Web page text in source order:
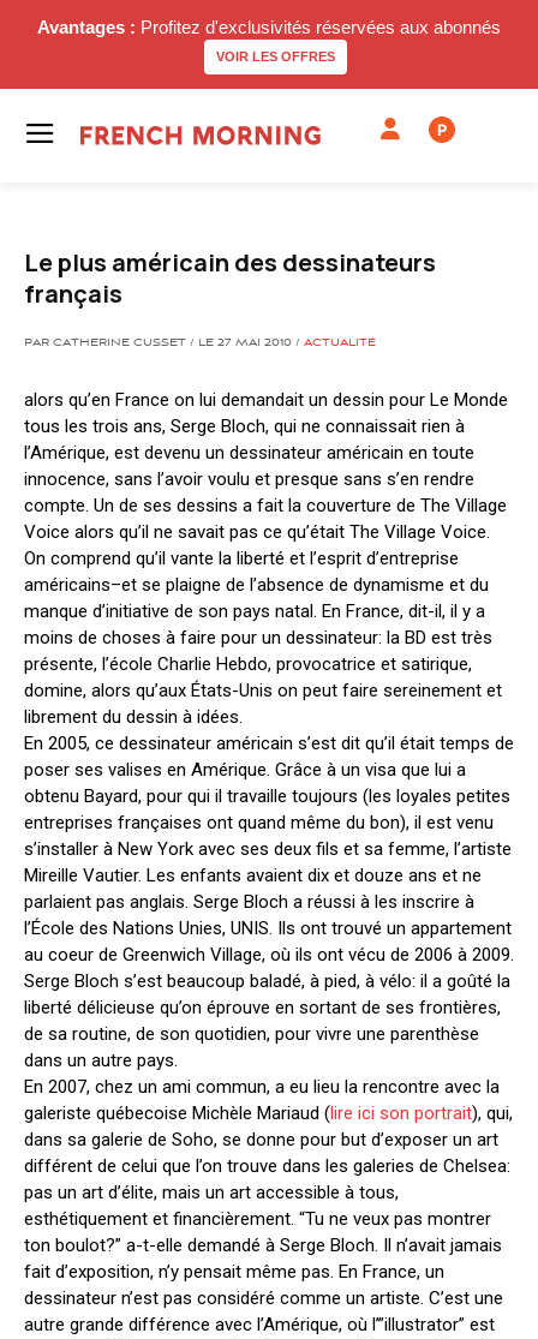
Avantages : Profitez d'exclusivités réservées aux abonnés
VOIR LES OFFRES
P
Le plus américain des dessinateurs
français
PAR CATHERINE CUSSET / LE 27 MAI 2010 / ACTUALITÉ
alors qu’en France on lui demandait un dessin pour Le Monde
tous les trois ans, Serge Bloch, qui ne connaissait rien à
l’Amérique, est devenu un dessinateur américain en toute
innocence, sans l’avoir voulu et presque sans s’en rendre
compte. Un de ses dessins a fait la couverture de The Village
Voice alors qu’il ne savait pas ce qu’était The Village Voice.
On comprend qu’il vante la liberté et l’esprit d’entreprise
américains–et se plaigne de l’absence de dynamisme et du
manque d’initiative de son pays natal. En France, dit-il, il y a
moins de choses à faire pour un dessinateur: la BD est très
présente, l’école Charlie Hebdo, provocatrice et satirique,
domine, alors qu’aux États-Unis on peut faire sereinement et
librement du dessin à idées.
En 2005, ce dessinateur américain s’est dit qu’il était temps de
poser ses valises en Amérique. Grâce à un visa que lui a
obtenu Bayard, pour qui il travaille toujours (les loyales petites
entreprises françaises ont quand même du bon), il est venu
s’installer à New York avec ses deux fils et sa femme, l’artiste
Mireille Vautier. Les enfants avaient dix et douze ans et ne
parlaient pas anglais. Serge Bloch a réussi à les inscrire à
l’École des Nations Unies, UNIS. Ils ont trouvé un appartement
au coeur de Greenwich Village, où ils ont vécu de 2006 à 2009.
Serge Bloch s’est beaucoup baladé, à pied, à vélo: il a goûté la
liberté délicieuse qu’on éprouve en sortant de ses frontières,
de sa routine, de son quotidien, pour vivre une parenthèse
dans un autre pays.
En 2007, chez un ami commun, a eu lieu la rencontre avec la
galeriste québecoise Michèle Mariaud (lire ici son portrait), qui,
dans sa galerie de Soho, se donne pour but d’exposer un art
différent de celui que l’on trouve dans les galeries de Chelsea:
pas un art d’élite, mais un art accessible à tous,
esthétiquement et financièrement. “Tu ne veux pas montrer
ton boulot?” a-t-elle demandé à Serge Bloch. Il n’avait jamais
fait d’exposition, n’y pensait même pas. En France, un
dessinateur n’est pas considéré comme un artiste. C’est une
autre grande différence avec l’Amérique, où l’”illustrator” est